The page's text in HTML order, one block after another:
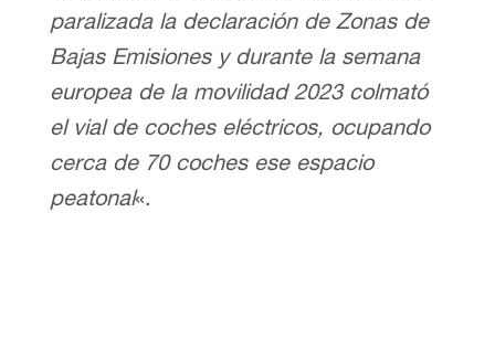
paralizada la declaración de Zonas de
Bajas Emisiones y durante la semana
europea de la movilidad 2023 colmató
el vial de coches eléctricos, ocupando
cerca de 70 coches ese espacio
peatonal«.